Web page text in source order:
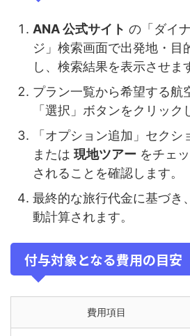
ANA 公式サイト の「ダイ
ジ」検索画面で出発地・目
し、検索結果を表示させま
プラン一覧から希望する航
「選択」ボタンをクリック
「オプション追加」セクシ
または 現地ツアー をチェ
されることを確認します。
最終的な旅行代金に基づき
動計算されます。
付与対象となる費用の目安
費用項目